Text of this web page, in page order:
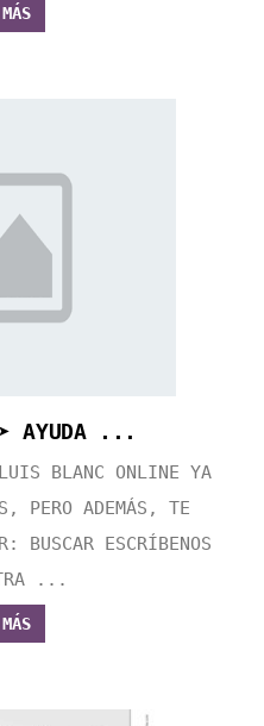
AYUDA ...
BLANC ONLINE YA
PERO ADEMÁS, TE
BUSCAR ESCRÍBENOS
...